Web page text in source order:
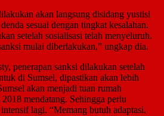
akan langsung disidang yustisi
sesuai dengan tingkat kesalahan.
setelah sosialisasi telah menyeluruh.
mulai diberlakukan,” ungkap dia.
penerapan sanksi dilakukan setelah
di Sumsel, dipastikan akan lebih
akan menjadi tuan rumah
mendatang. Sehingga perlu
lagi. “Memang butuh adaptasi,